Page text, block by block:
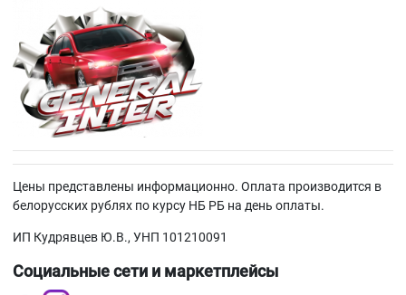
Цены представлены информационно. Оплата производится в
белорусских рублях по курсу НБ РБ на день оплаты.
ИП Кудрявцев Ю.В., УНП 101210091
Социальные сети и маркетплейсы